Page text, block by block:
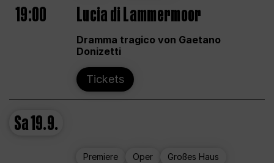
19:00 Lucia di Lammermoor
Dramma tragico von Gaetano
Donizetti
Tickets
Sa19.9.
Premiere Oper Großes Haus